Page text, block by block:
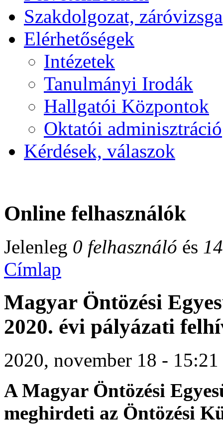
Szakdolgozat, záróvizsga
Elérhetőségek
Intézetek
Tanulmányi Irodák
Hallgatói Központok
Oktatói adminisztráció
Kérdések, válaszok
Online felhasználók
Jelenleg 0 felhasználó és
Címlap
Magyar Öntözési
2020. évi pályázati
2020, november 18 -
A Magyar Öntözési
meghirdeti az Öntözési